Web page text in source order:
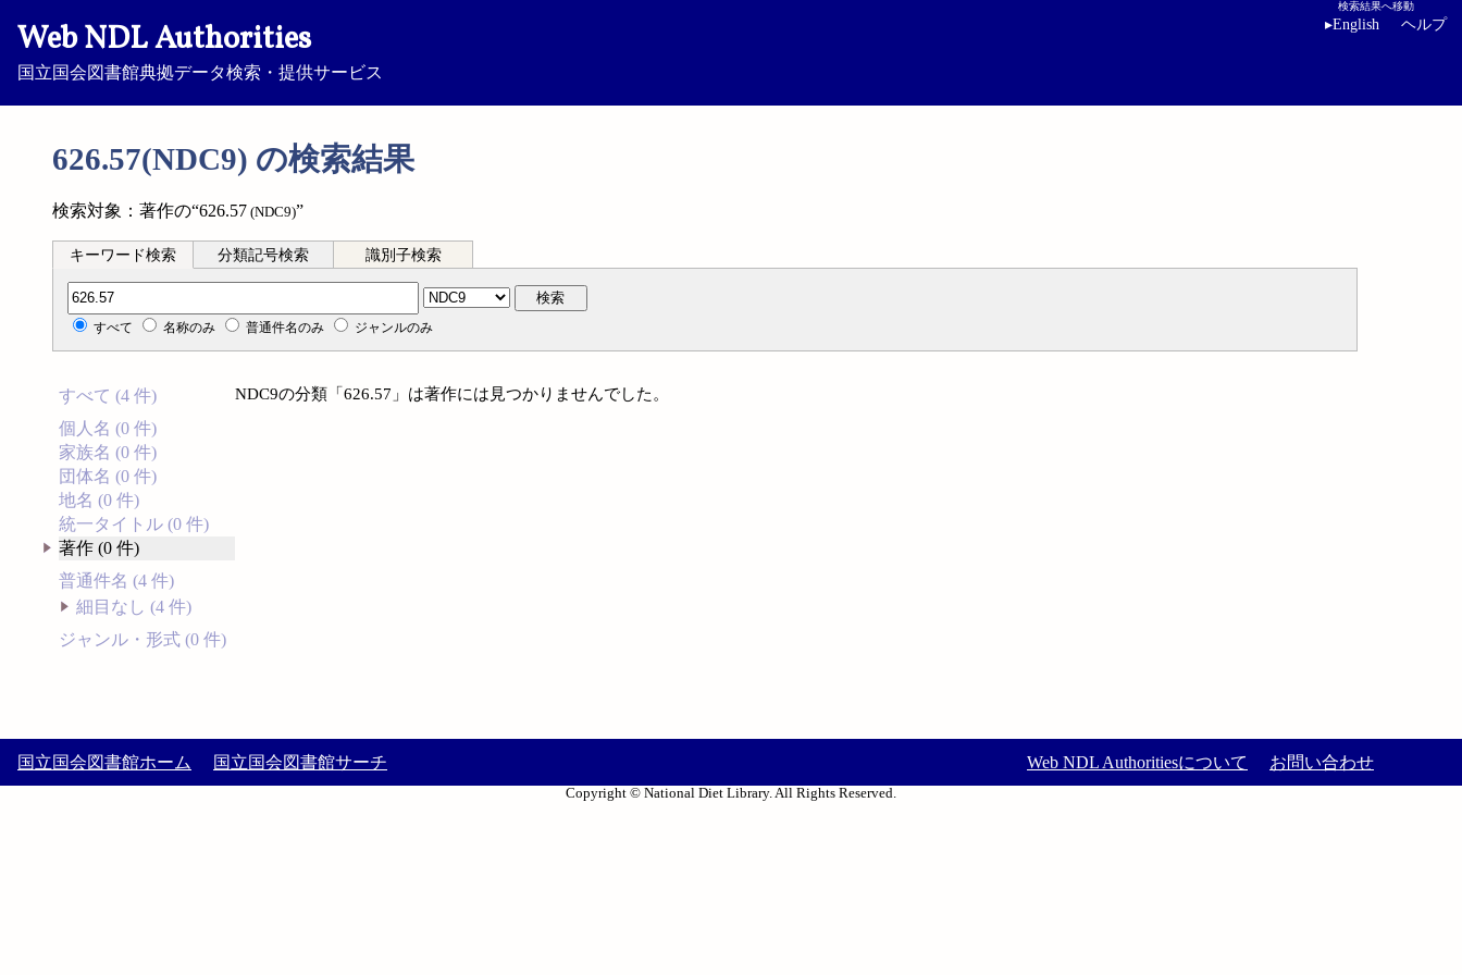
Web NDL Authorities
国立国会図書館典拠データ検索・提供サービス
検索結果へ移動
▸English ヘルプ
626.57(NDC9) の検索結果
検索対象：著作の“626.57 (NDC9)”
キーワード検索 分類記号検索 識別子検索
分類記号検索 検索
すべて 名称のみ 普通件名のみ ジャンルのみ
すべて (4 件)
個人名 (0 件)
家族名 (0 件)
団体名 (0 件)
地名 (0 件)
統一タイトル (0 件)
著作 (0 件)
普通件名 (4 件)
細目なし (4 件)
ジャンル・形式 (0 件)
NDC9の分類「626.57」は著作には見つかりませんでした。
国立国会図書館ホーム 国立国会図書館サーチ Web NDL Authoritiesについて お問い合わせ
Copyright © National Diet Library. All Rights Reserved.